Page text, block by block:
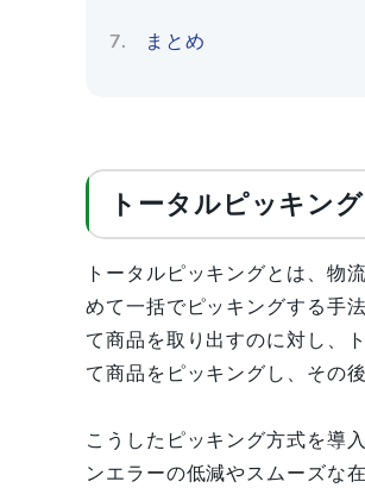
まとめ
トータルピッキン
トータルピッキングとは、物
めて一括でピッキングする手
て商品を取り出すのに対し、
て商品をピッキングし、その
こうしたピッキング方式を導
ンエラーの低減やスムーズな